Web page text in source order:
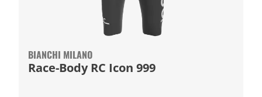
BIANCHI MILANO
Race-Body RC Icon 999